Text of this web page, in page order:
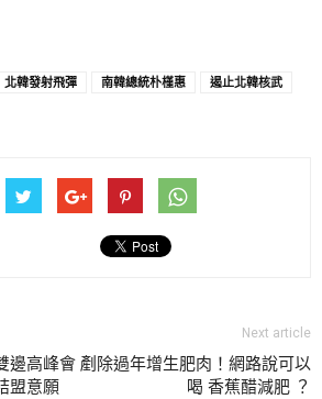
北韓發射飛彈 南韓總統朴槿惠
遏止北韓核武
邊高峰會
盟意願
Next article
剷除過年增生肥肉！網路說可以
喝 香蕉醋減肥 ？